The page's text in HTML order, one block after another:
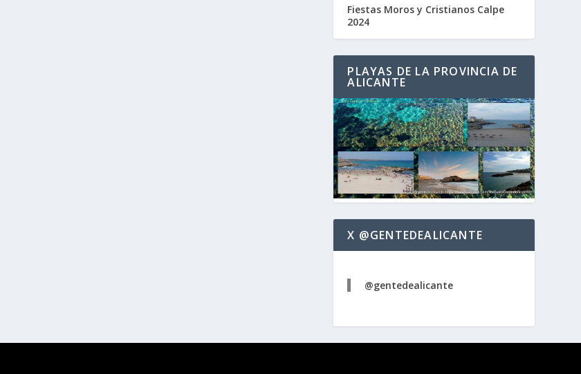
Fiestas Moros y Cristianos Calpe
2024
PLAYAS DE LA PROVINCIA DE
ALICANTE
X @GENTEDEALICANTE
@gentedealicante